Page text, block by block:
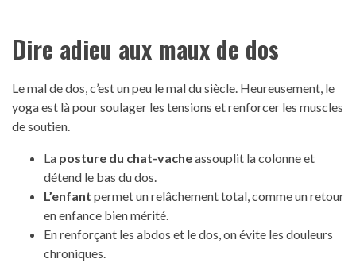
Dire adieu aux maux de dos
Le mal de dos, c’est un peu le mal du siècle. Heureusement, le
yoga est là pour soulager les tensions et renforcer les muscles
de soutien.
La posture du chat-vacheassouplit la colonne et
détend le bas du dos.
L’enfant permet un relâchement total, comme un retour
en enfance bien mérité.
En renforçant les abdos et le dos, on évite les douleurs
chroniques.